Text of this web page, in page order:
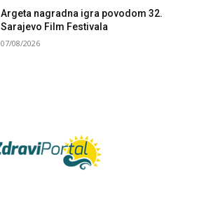
Argeta nagradna igra povodom 32.
Sarajevo Film Festivala
07/08/2026